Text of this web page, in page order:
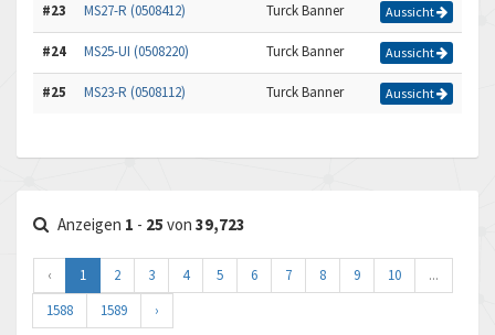
#23 MS27-R (0508412) Turck Banner Aussicht
#24 MS25-UI (0508220) Turck Banner Aussicht
#25 MS23-R (0508112) Turck Banner Aussicht
Anzeigen 1 - 25 von 39,723
‹ 1 2 3 4 5 6 7 8 9 10
...
1588
1589 ›